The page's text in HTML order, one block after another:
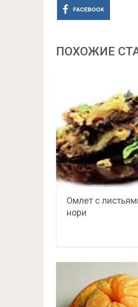
FACEBOOK
ПОХОЖИЕ
Омлет с
нори